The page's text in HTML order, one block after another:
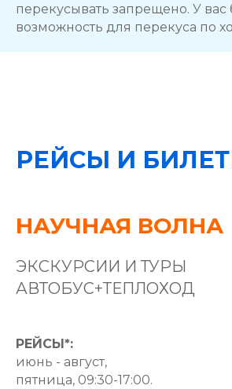
перекусывать запрещено. У вас
возможность для перекуса по
РЕЙСЫ И
НАУЧНАЯ ВОЛНА
ЭКСКУРСИИ И ТУРЫ
АВТОБУС+ТЕПЛОХОД
РЕЙСЫ*:
июнь - август,
пятница, 09:30-17:00.